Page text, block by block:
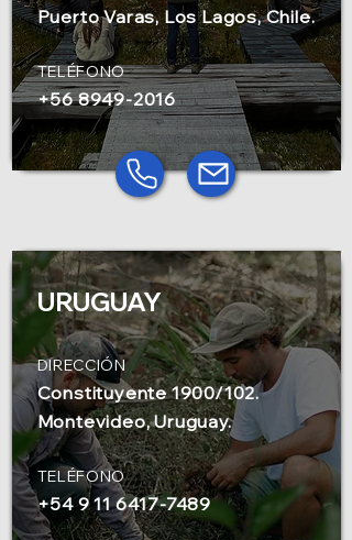
Puerto Varas, Los Lagos, Chile.
TELÉFONO
+56 8949-2016
URUGUAY
DIRECCIÓN
Constituyente 1900/102.
Montevideo, Uruguay.
TELÉFONO
+54 9 11 6417-7489